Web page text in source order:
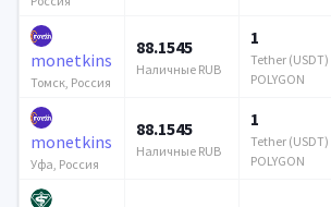
monetkins
Томск, Россия
88.1545
Наличные RUB
1
Tether (USDT)
POLYGON
monetkins
Уфа, Россия
88.1545
Наличные RUB
1
Tether (USDT)
POLYGON